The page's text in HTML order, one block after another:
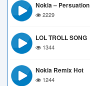
Nokia – Persuation
2229
LOL TROLL SONG
1344
Nokia Remix Hot
1244